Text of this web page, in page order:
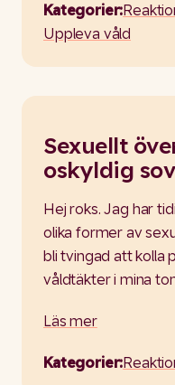
Kategorier:
Uppleva våld
Sexuellt
oskyldig
Hej roks. Jag har
olika former av
bli tvingad att kolla
våldtäkter i mina
Läs mer
Kategorier: